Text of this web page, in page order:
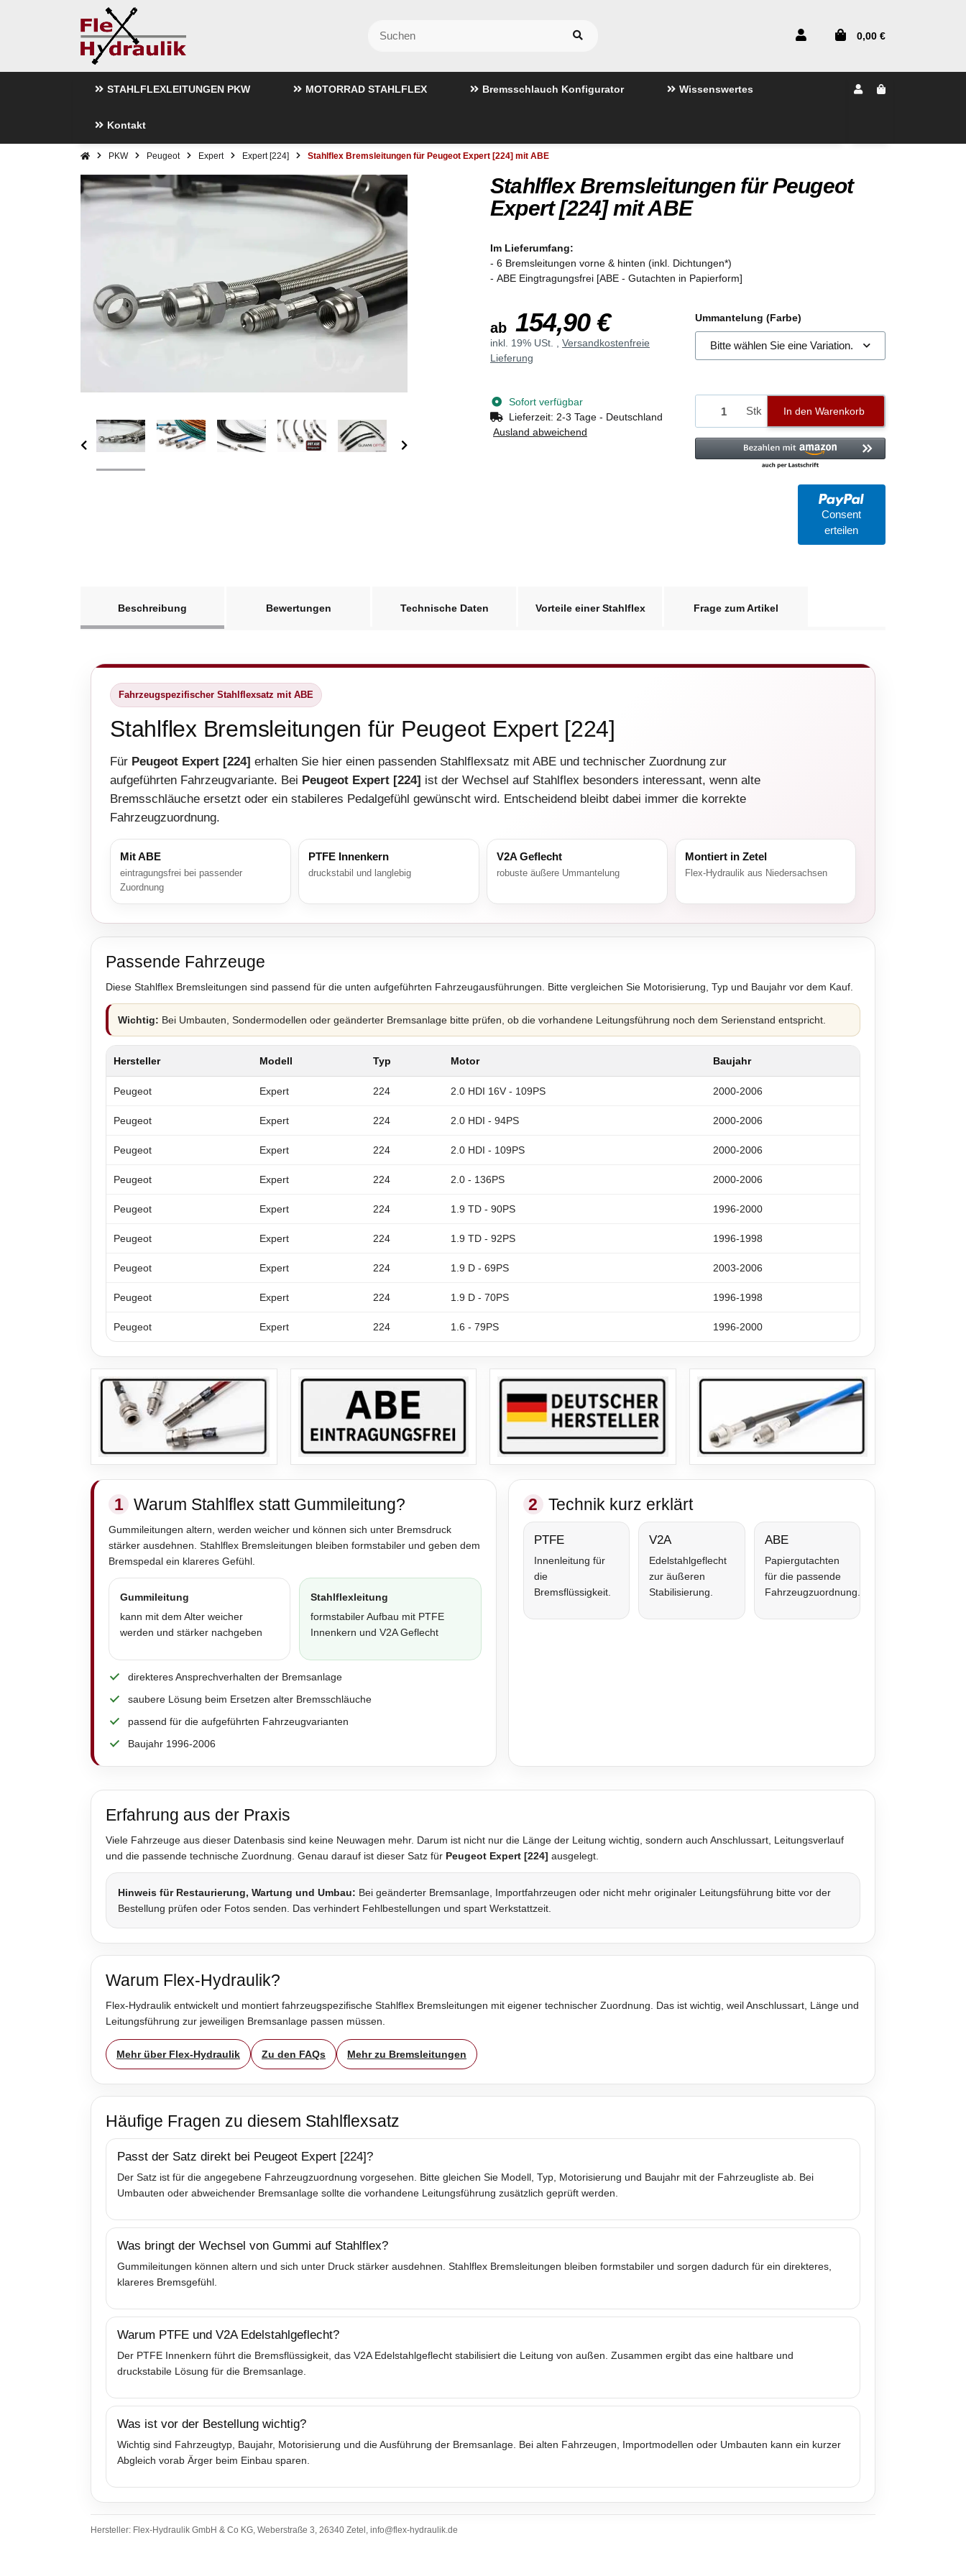
0,00 €
STAHLFLEXLEITUNGEN PKW MOTORRAD STAHLFLEX Bremsschlauch Konfigurator Wissenswertes
Kontakt
PKW Peugeot Expert Expert [224] Stahlflex Bremsleitungen für Peugeot Expert [224] mit ABE
Stahlflex Bremsleitungen für Peugeot
Expert [224] mit ABE
Im Lieferumfang:
- 6 Bremsleitungen vorne & hinten (inkl. Dichtungen*)
- ABE Eingtragungsfrei [ABE - Gutachten in Papierform]
ab 154,90 €
inkl. 19% USt. , Versandkostenfreie
Lieferung
Sofort verfügbar
Lieferzeit: 2-3 Tage - Deutschland
Ausland abweichend
Ummantelung (Farbe)
Bitte wählen Sie eine Variation.
Stk In den Warenkorb
Consent
erteilen
Beschreibung
Bewertungen Technische Daten Vorteile einer Stahlflex Frage zum Artikel
Fahrzeugspezifischer Stahlflexsatz mit ABE
Stahlflex Bremsleitungen für Peugeot Expert [224]
Für Peugeot Expert [224] erhalten Sie hier einen passenden Stahlflexsatz mit ABE und technischer Zuordnung zur
aufgeführten Fahrzeugvariante. Bei Peugeot Expert [224] ist der Wechsel auf Stahlflex besonders interessant, wenn alte
Bremsschläuche ersetzt oder ein stabileres Pedalgefühl gewünscht wird. Entscheidend bleibt dabei immer die korrekte
Fahrzeugzuordnung.
Mit ABE
eintragungsfrei bei passender
Zuordnung
PTFE Innenkern
druckstabil und langlebig
V2A Geflecht
robuste äußere Ummantelung
Montiert in Zetel
Flex-Hydraulik aus Niedersachsen
Passende Fahrzeuge
Diese Stahlflex Bremsleitungen sind passend für die unten aufgeführten Fahrzeugausführungen. Bitte vergleichen Sie Motorisierung, Typ und Baujahr vor dem Kauf.
Wichtig: Bei Umbauten, Sondermodellen oder geänderter Bremsanlage bitte prüfen, ob die vorhandene Leitungsführung noch dem Serienstand entspricht.
Hersteller Modell Typ Motor Baujahr
Peugeot Expert 224 2.0 HDI 16V - 109PS 2000-2006
Peugeot Expert 224 2.0 HDI - 94PS 2000-2006
Peugeot Expert 224 2.0 HDI - 109PS 2000-2006
Peugeot Expert 224 2.0 - 136PS 2000-2006
Peugeot Expert 224 1.9 TD - 90PS 1996-2000
Peugeot Expert 224 1.9 TD - 92PS 1996-1998
Peugeot Expert 224 1.9 D - 69PS 2003-2006
Peugeot Expert 224 1.9 D - 70PS 1996-1998
Peugeot Expert 224 1.6 - 79PS 1996-2000
1 Warum Stahlflex statt Gummileitung?
Gummileitungen altern, werden weicher und können sich unter Bremsdruck
stärker ausdehnen. Stahlflex Bremsleitungen bleiben formstabiler und geben dem
Bremspedal ein klareres Gefühl.
Gummileitung
kann mit dem Alter weicher
werden und stärker nachgeben
Stahlflexleitung
formstabiler Aufbau mit PTFE
Innenkern und V2A Geflecht
direkteres Ansprechverhalten der Bremsanlage
saubere Lösung beim Ersetzen alter Bremsschläuche
passend für die aufgeführten Fahrzeugvarianten
Baujahr 1996-2006
2 Technik kurz erklärt
PTFE
Innenleitung für
die
Bremsflüssigkeit.
V2A
Edelstahlgeflecht
zur äußeren
Stabilisierung.
ABE
Papiergutachten
für die passende
Fahrzeugzuordnung.
Erfahrung aus der Praxis
Viele Fahrzeuge aus dieser Datenbasis sind keine Neuwagen mehr. Darum ist nicht nur die Länge der Leitung wichtig, sondern auch Anschlussart, Leitungsverlauf
und die passende technische Zuordnung. Genau darauf ist dieser Satz für Peugeot Expert [224] ausgelegt.
Hinweis für Restaurierung, Wartung und Umbau: Bei geänderter Bremsanlage, Importfahrzeugen oder nicht mehr originaler Leitungsführung bitte vor der
Bestellung prüfen oder Fotos senden. Das verhindert Fehlbestellungen und spart Werkstattzeit.
Warum Flex-Hydraulik?
Flex-Hydraulik entwickelt und montiert fahrzeugspezifische Stahlflex Bremsleitungen mit eigener technischer Zuordnung. Das ist wichtig, weil Anschlussart, Länge und
Leitungsführung zur jeweiligen Bremsanlage passen müssen.
Mehr über Flex-Hydraulik Zu den FAQs Mehr zu Bremsleitungen
Häufige Fragen zu diesem Stahlflexsatz
Passt der Satz direkt bei Peugeot Expert [224]?
Der Satz ist für die angegebene Fahrzeugzuordnung vorgesehen. Bitte gleichen Sie Modell, Typ, Motorisierung und Baujahr mit der Fahrzeugliste ab. Bei
Umbauten oder abweichender Bremsanlage sollte die vorhandene Leitungsführung zusätzlich geprüft werden.
Was bringt der Wechsel von Gummi auf Stahlflex?
Gummileitungen können altern und sich unter Druck stärker ausdehnen. Stahlflex Bremsleitungen bleiben formstabiler und sorgen dadurch für ein direkteres,
klareres Bremsgefühl.
Warum PTFE und V2A Edelstahlgeflecht?
Der PTFE Innenkern führt die Bremsflüssigkeit, das V2A Edelstahlgeflecht stabilisiert die Leitung von außen. Zusammen ergibt das eine haltbare und
druckstabile Lösung für die Bremsanlage.
Was ist vor der Bestellung wichtig?
Wichtig sind Fahrzeugtyp, Baujahr, Motorisierung und die Ausführung der Bremsanlage. Bei alten Fahrzeugen, Importmodellen oder Umbauten kann ein kurzer
Abgleich vorab Ärger beim Einbau sparen.
Hersteller: Flex-Hydraulik GmbH & Co KG, Weberstraße 3, 26340 Zetel, info@flex-hydraulik.de